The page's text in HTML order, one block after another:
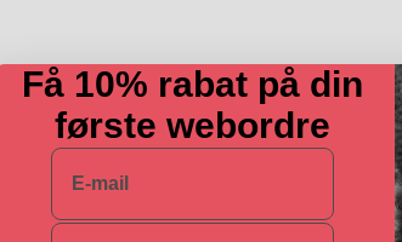
Få 10% rabat på din
første webordre
E-mail
Navn